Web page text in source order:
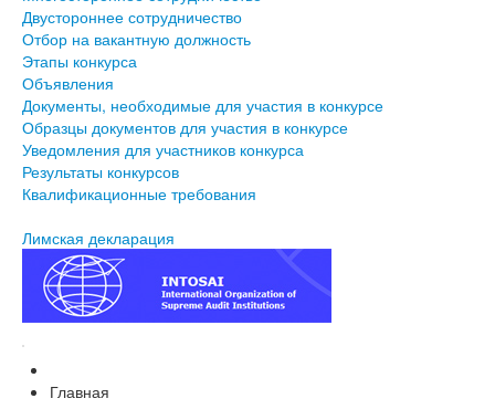
Двустороннее сотрудничество
Отбор на вакантную должность
Этапы конкурса
Объявления
Документы, необходимые для участия в конкурсе
Образцы документов для участия в конкурсе
Уведомления для участников конкурса
Результаты конкурсов
Квалификационные требования
Лимская декларация
Главная